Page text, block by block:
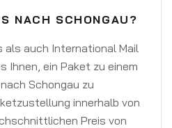
NACH SCHONGAU?
als auch International Mail
Ihnen, ein Paket zu einem
Schongau zu
innerhalb von
Preis von